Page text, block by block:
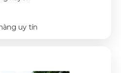
uy tín